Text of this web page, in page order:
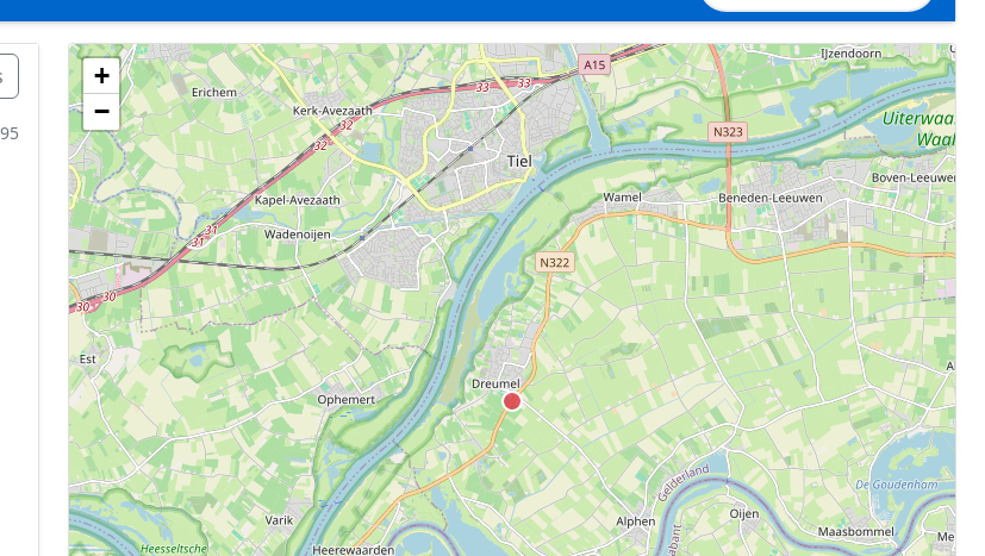
Geen tankstations met locatiegegevens gevonden.
De kaart kan niet worden weergegeven zonder GPS coördinaten.
+
−